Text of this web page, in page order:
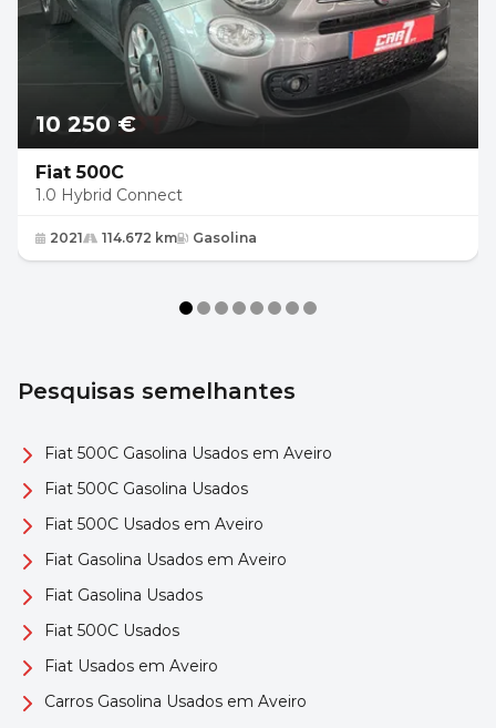
10 250 €
Fiat 500C
1.0 Hybrid Connect
2021 114.672 km Gasolina
Pesquisas semelhantes
Fiat 500C Gasolina Usados em Aveiro
Fiat 500C Gasolina Usados
Fiat 500C Usados em Aveiro
Fiat Gasolina Usados em Aveiro
Fiat Gasolina Usados
Fiat 500C Usados
Fiat Usados em Aveiro
Carros Gasolina Usados em Aveiro